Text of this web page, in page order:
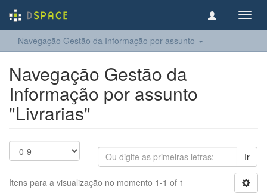
Navegação Gestão da Informação por assunto
Navegação Gestão da
Informação por assunto
"Livrarias"
Ir
Itens para a visualização no momento 1-1 of 1